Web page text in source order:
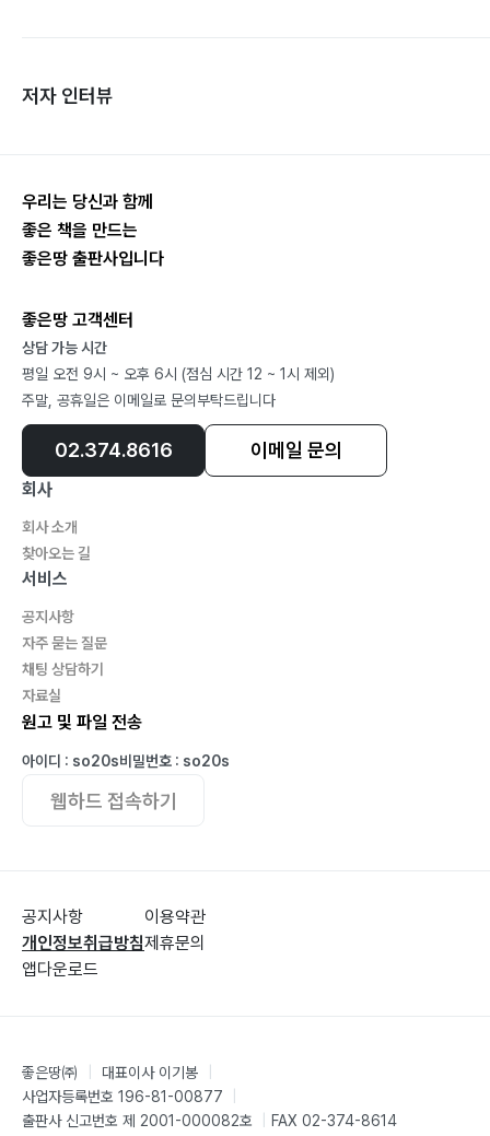
저자 인터뷰
우리는 당신과 함께
좋은 책을 만드는
좋은땅 출판사입니다
좋은땅 고객센터
상담 가능 시간
평일 오전 9시 ~ 오후 6시 (점심 시간 12 ~ 1시 제외)
주말, 공휴일은 이메일로 문의부탁드립니다
02.374.8616 이메일 문의
회사
회사 소개
찾아오는 길
서비스
공지사항
자주 묻는 질문
채팅 상담하기
자료실
원고 및 파일 전송
아이디 : so20s비밀번호 : so20s
웹하드 접속하기
공지사항
개인정보취급방침
앱다운로드
이용약관
제휴문의
좋은땅㈜ 대표이사 이기봉
사업자등록번호 196-81-00877
출판사 신고번호 제 2001-000082호
FAX 02-374-8614